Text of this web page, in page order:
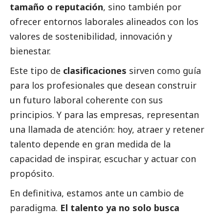
tamaño o reputación, sino también por
ofrecer entornos laborales alineados con los
valores de sostenibilidad, innovación y
bienestar.
Este tipo de clasificaciones sirven como guía
para los profesionales que desean construir
un futuro laboral coherente con sus
principios. Y para las empresas, representan
una llamada de atención: hoy, atraer y retener
talento depende en gran medida de la
capacidad de inspirar, escuchar y actuar con
propósito.
En definitiva, estamos ante un cambio de
paradigma. El talento ya no solo busca